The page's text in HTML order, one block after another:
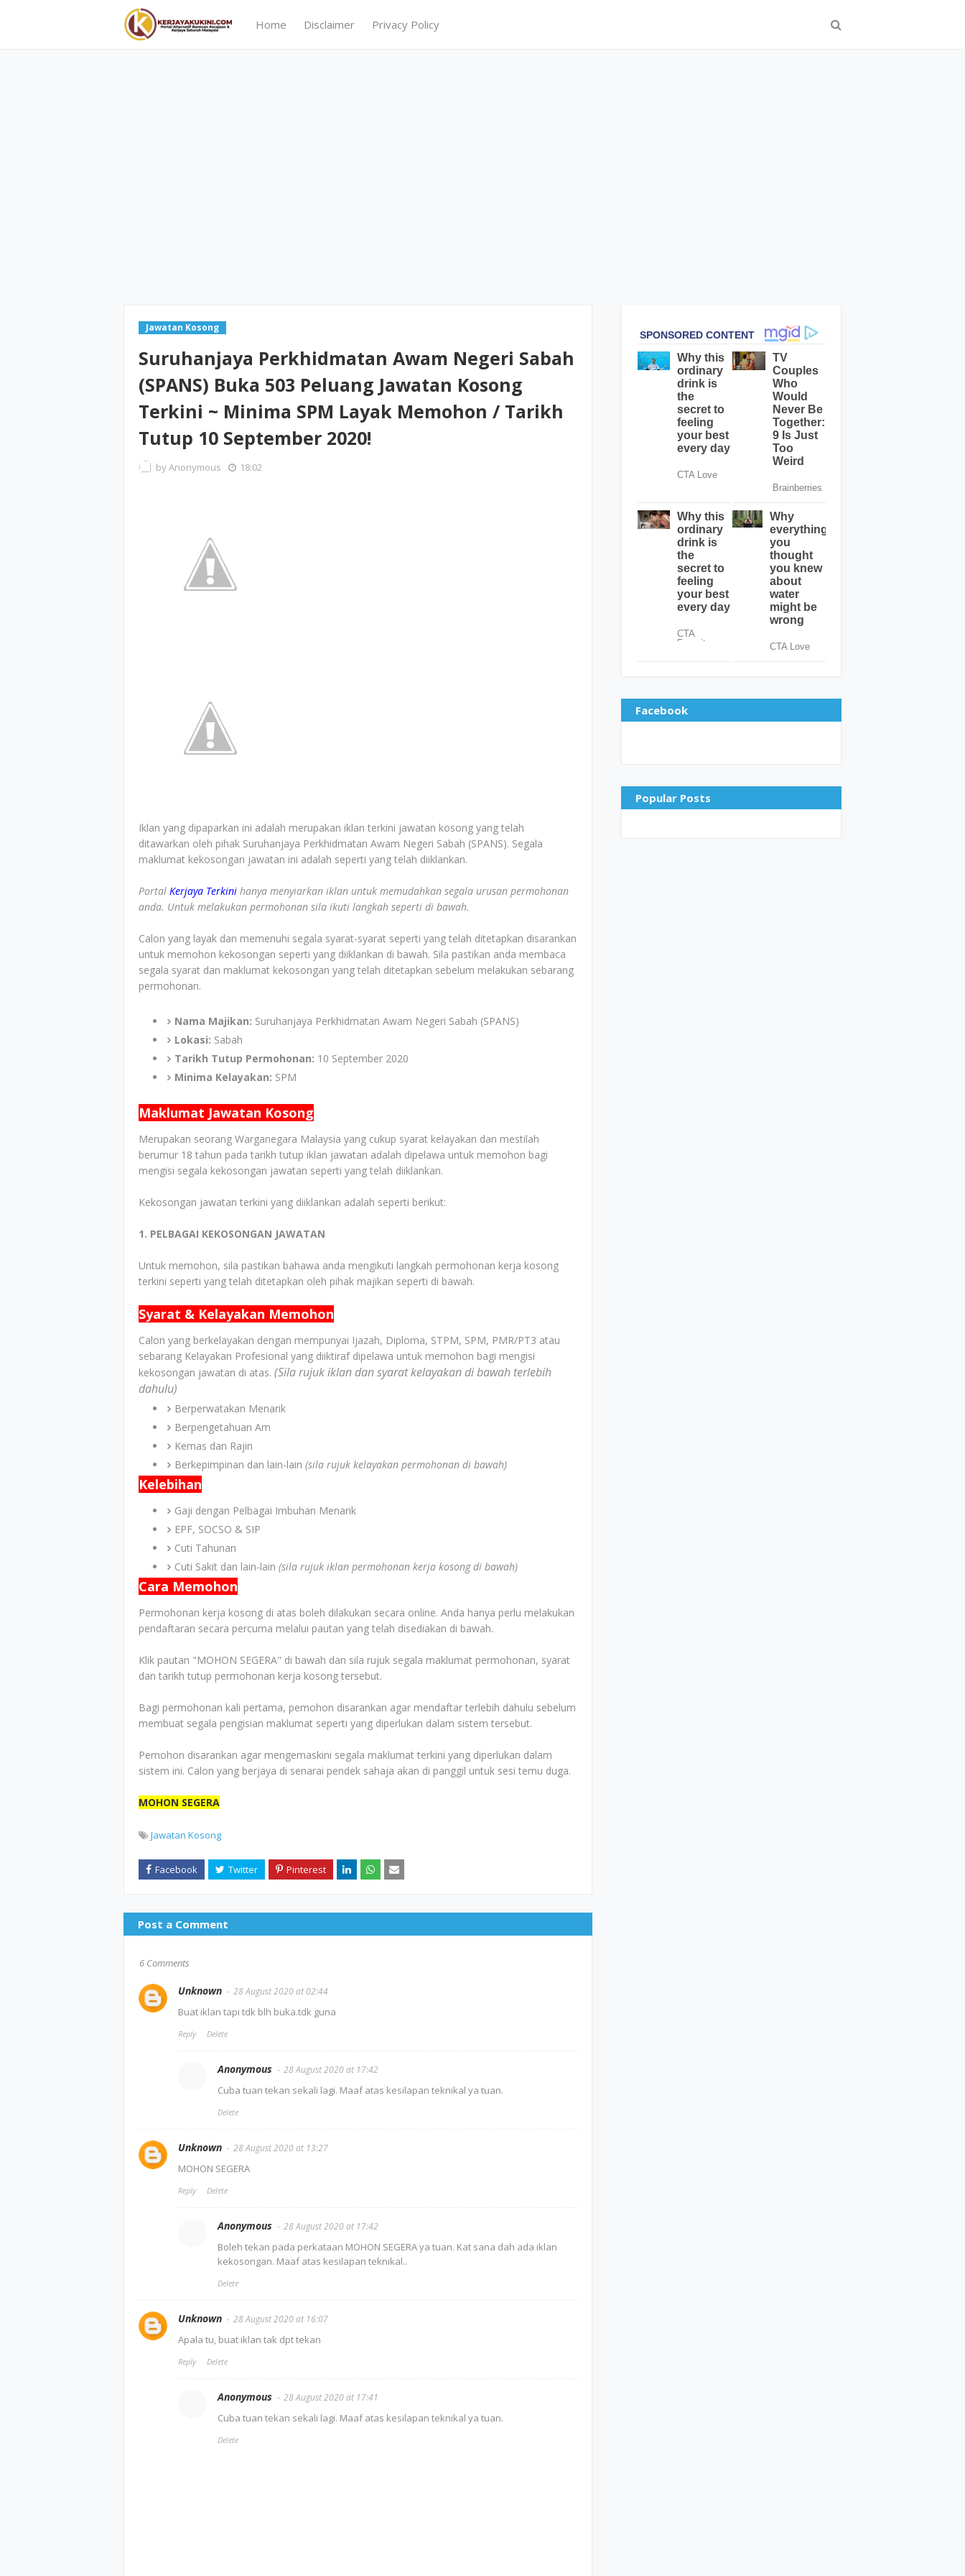
Home Disclaimer Privacy Policy
Jawatan Kosong
Suruhanjaya Perkhidmatan Awam Negeri Sabah
(SPANS) Buka 503 Peluang Jawatan Kosong
Terkini ~ Minima SPM Layak Memohon / Tarikh
Tutup 10 September 2020!
byAnonymous 18:02
Iklan yang dipaparkan ini adalah merupakan iklan terkini jawatan kosong yang telah
ditawarkan oleh pihak Suruhanjaya Perkhidmatan Awam Negeri Sabah (SPANS). Segala
maklumat kekosongan jawatan ini adalah seperti yang telah diiklankan.
Portal Kerjaya Terkini hanya menyiarkan iklan untuk memudahkan segala urusan permohonan
anda. Untuk melakukan permohonan sila ikuti langkah seperti di bawah.
Calon yang layak dan memenuhi segala syarat-syarat seperti yang telah ditetapkan disarankan
untuk memohon kekosongan seperti yang diiklankan di bawah. Sila pastikan anda membaca
segala syarat dan maklumat kekosongan yang telah ditetapkan sebelum melakukan sebarang
permohonan.
Nama Majikan: Suruhanjaya Perkhidmatan Awam Negeri Sabah (SPANS)
Lokasi: Sabah
Tarikh Tutup Permohonan: 10 September 2020
Minima Kelayakan: SPM
Maklumat Jawatan Kosong
Merupakan seorang Warganegara Malaysia yang cukup syarat kelayakan dan mestilah
berumur 18 tahun pada tarikh tutup iklan jawatan adalah dipelawa untuk memohon bagi
mengisi segala kekosongan jawatan seperti yang telah diiklankan.
Kekosongan jawatan terkini yang diiklankan adalah seperti berikut:
1. PELBAGAI KEKOSONGAN JAWATAN
Untuk memohon, sila pastikan bahawa anda mengikuti langkah permohonan kerja kosong
terkini seperti yang telah ditetapkan oleh pihak majikan seperti di bawah.
Syarat & Kelayakan Memohon
Calon yang berkelayakan dengan mempunyai Ijazah, Diploma, STPM, SPM, PMR/PT3 atau
sebarang Kelayakan Profesional yang diiktiraf dipelawa untuk memohon bagi mengisi
kekosongan jawatan di atas. (Sila rujuk iklan dan syarat kelayakan di bawah terlebih
dahulu)
Berperwatakan Menarik
Berpengetahuan Am
Kemas dan Rajin
Berkepimpinan dan lain-lain (sila rujuk kelayakan permohonan di bawah)
Kelebihan
Gaji dengan Pelbagai Imbuhan Menarik
EPF, SOCSO & SIP
Cuti Tahunan
Cuti Sakit dan lain-lain (sila rujuk iklan permohonan kerja kosong di bawah)
Cara Memohon
Permohonan kerja kosong di atas boleh dilakukan secara online. Anda hanya perlu melakukan
pendaftaran secara percuma melalui pautan yang telah disediakan di bawah.
Klik pautan "MOHON SEGERA" di bawah dan sila rujuk segala maklumat permohonan, syarat
dan tarikh tutup permohonan kerja kosong tersebut.
Bagi permohonan kali pertama, pemohon disarankan agar mendaftar terlebih dahulu sebelum
membuat segala pengisian maklumat seperti yang diperlukan dalam sistem tersebut.
Pemohon disarankan agar mengemaskini segala maklumat terkini yang diperlukan dalam
sistem ini. Calon yang berjaya di senarai pendek sahaja akan di panggil untuk sesi temu duga.
MOHON SEGERA
Jawatan Kosong
Post a Comment
6 Comments
Unknown 28 August 2020 at 02:44
Buat iklan tapi tdk blh buka.tdk guna
Reply Delete
Anonymous 28 August 2020 at 17:42
Cuba tuan tekan sekali lagi. Maaf atas kesilapan teknikal ya tuan.
Delete
Unknown 28 August 2020 at 13:27
MOHON SEGERA
Reply Delete
Anonymous 28 August 2020 at 17:42
Boleh tekan pada perkataan MOHON SEGERA ya tuan. Kat sana dah ada iklan
kekosongan. Maaf atas kesilapan teknikal..
Delete
Unknown 28 August 2020 at 16:07
Apala tu, buat iklan tak dpt tekan
Reply Delete
Anonymous 28 August 2020 at 17:41
Cuba tuan tekan sekali lagi. Maaf atas kesilapan teknikal ya tuan.
Delete
Facebook
Popular Posts